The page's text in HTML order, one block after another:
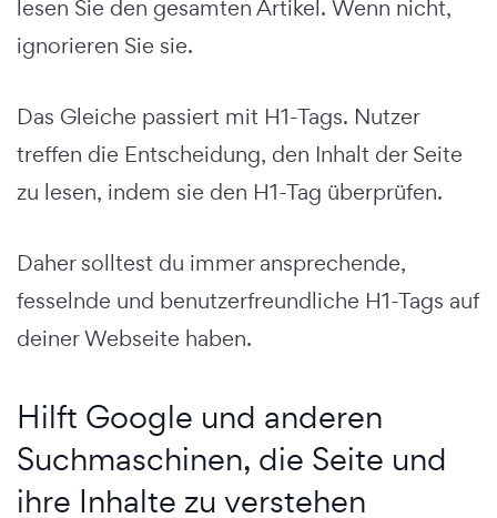
lesen Sie den gesamten Artikel. Wenn nicht,
ignorieren Sie sie.
Das Gleiche passiert mit H1-Tags. Nutzer
treffen die Entscheidung, den Inhalt der Seite
zu lesen, indem sie den H1-Tag überprüfen.
Daher solltest du immer ansprechende,
fesselnde und benutzerfreundliche H1-Tags auf
deiner Webseite haben.
Hilft Google und anderen
Suchmaschinen, die Seite und
ihre Inhalte zu verstehen